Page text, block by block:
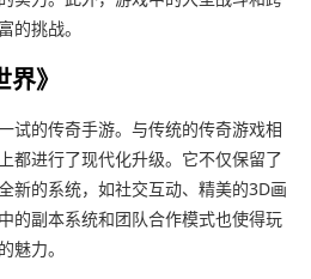
的挑战。
》
试的传奇手游。与传统的传奇游戏相
都进行了现代化升级。它不仅保留了
新的系统，如社交互动、精美的3D画
的副本系统和团队合作模式也使得玩
魅力。